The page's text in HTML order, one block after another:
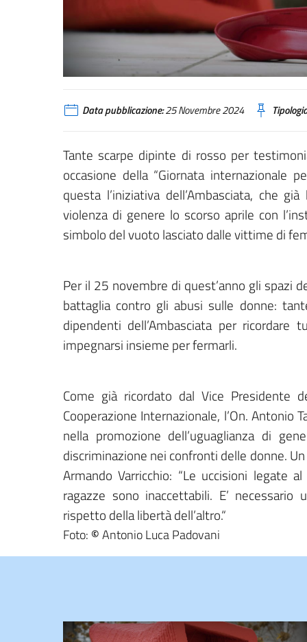
Data pubblicazione:25 Novembre 2024
Tante scarpe dipinte di rosso per
occasione della “Giornata internazionale
questa l’iniziativa dell’Ambasciata, che
violenza di genere lo scorso aprile con
simbolo del vuoto lasciato dalle vittime di
Per il 25 novembre di quest’anno gli spazi
battaglia contro gli abusi sulle donne:
dipendenti dell’Ambasciata per
impegnarsi insieme per fermarli.
Come già ricordato dal Vice Presidente
Cooperazione Internazionale, l’On. Antonio
nella promozione dell’uguaglianza di
discriminazione nei confronti delle donne.
Armando Varricchio: “Le uccisioni
ragazze sono inaccettabili. E’
rispetto della libertà dell’altro.“
Foto: ©Antonio Luca Padovani